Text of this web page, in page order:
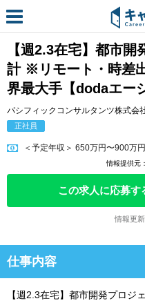
【週2.3在宅】都市
計 ※リモート・時差
界最大手【dodaエー
パシフィックコンサルタンツ株式会
正社員
＜予定年収＞ 650万円〜900万円 ＜賃金形態＞ 月給制
情報提供元：
この求人に応募す
情報更
仕事内容
【週2.3在宅】都市開発プロ